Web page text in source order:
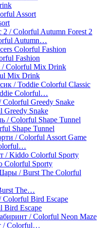
Autumn…
Fashion
Mix Drink
Colorful…
Greedy Snake
Shape Tunnel
Colorful Sporty
The…
Bird Escape
/ Colorful…